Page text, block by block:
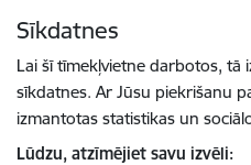
Sīkdatnes
Lai šī tīmekļvietne darbotos, tā
sīkdatnes. Ar Jūsu piekrišanu
izmantotas statistikas un
Lūdzu, atzīmējiet savu izvēli: